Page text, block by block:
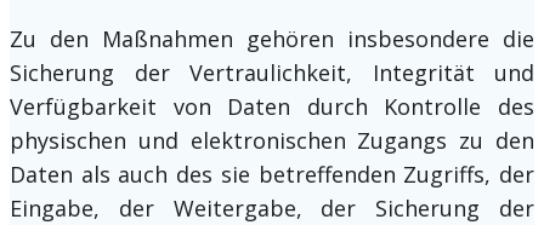
Zu den Maßnahmen gehören insbesondere die
Sicherung der Vertraulichkeit, Integrität und
Verfügbarkeit von Daten durch Kontrolle des
physischen und elektronischen Zugangs zu den
Daten als auch des sie betreffenden Zugriffs, der
Eingabe, der Weitergabe, der Sicherung der